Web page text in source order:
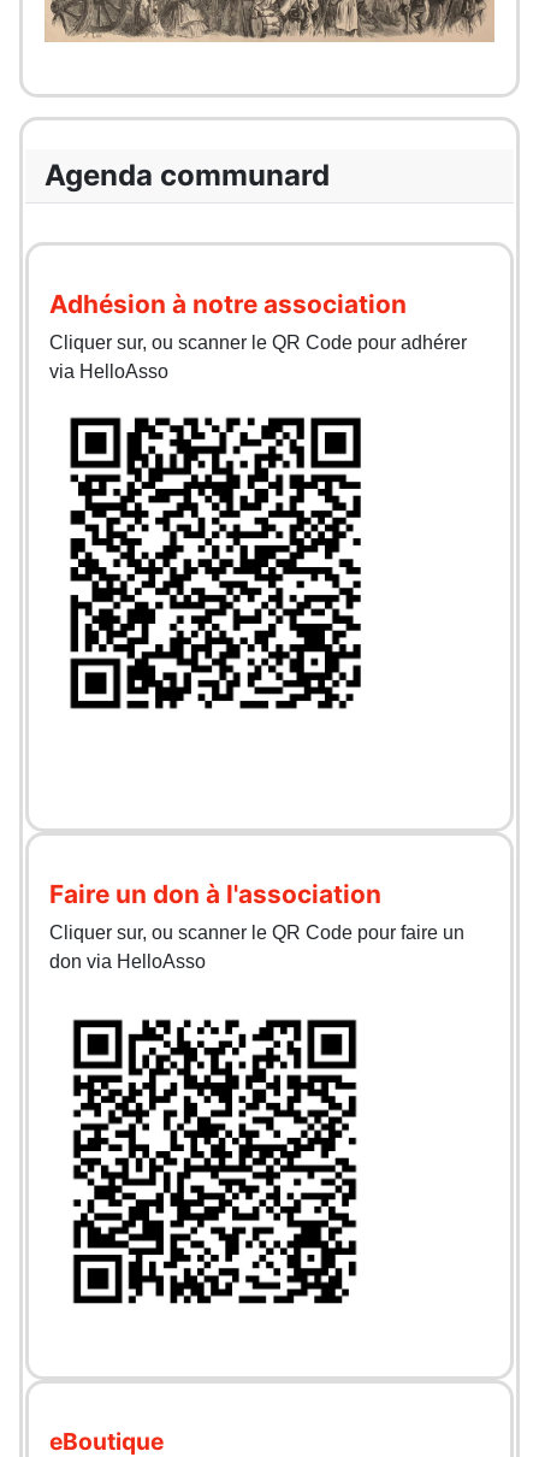
Agenda communard
Adhésion à notre association
Cliquer sur, ou scanner le QR Code pour adhérer
via HelloAsso
Faire un don à l'association
Cliquer sur, ou scanner le QR Code pour faire un
don via HelloAsso
eBoutique